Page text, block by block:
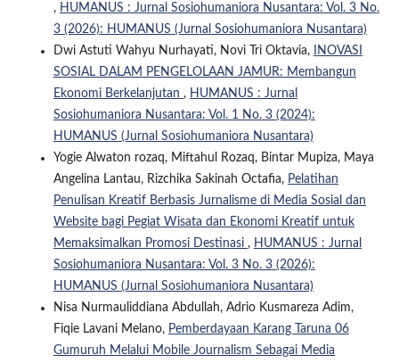
, HUMANUS : Jurnal Sosiohumaniora Nusantara: Vol. 3 No.
3 (2026): HUMANUS (Jurnal Sosiohumaniora Nusantara)
Dwi Astuti Wahyu Nurhayati, Novi Tri Oktavia,
INOVASI
SOSIAL DALAM PENGELOLAAN JAMUR: Membangun
Ekonomi Berkelanjutan , HUMANUS : Jurnal
Sosiohumaniora Nusantara: Vol. 1 No. 3 (2024):
HUMANUS (Jurnal Sosiohumaniora Nusantara)
Yogie Alwaton rozaq, Miftahul Rozaq, Bintar Mupiza, Maya
Angelina Lantau, Rizchika Sakinah Octafia, Pelatihan
Penulisan Kreatif Berbasis Jurnalisme di Media Sosial dan
Website bagi Pegiat Wisata dan Ekonomi Kreatif untuk
Memaksimalkan Promosi Destinasi , HUMANUS : Jurnal
Sosiohumaniora Nusantara: Vol. 3 No. 3 (2026):
HUMANUS (Jurnal Sosiohumaniora Nusantara)
Nisa Nurmauliddiana Abdullah, Adrio Kusmareza Adim,
Fiqie Lavani Melano, Pemberdayaan Karang Taruna 06
Gumuruh Melalui Mobile Journalism Sebagai Media